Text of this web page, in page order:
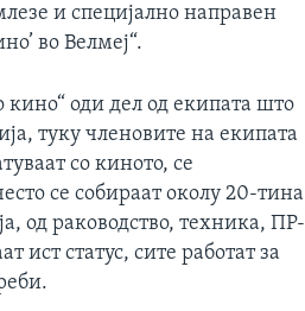
и специјално направен
во Велмеј“.
оди дел од екипата што
туку членовите на екипата
со киното, се
се собираат околу 20-тина
од раководство, техника, ПР-
ист статус, сите работат за